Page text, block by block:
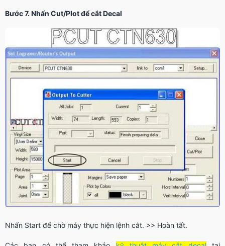
Bước 7. Nhấn Cut/Plot để cắt Decal
Nhấn Start để chờ máy thực hiện lệnh cắt. >> Hoàn tất.